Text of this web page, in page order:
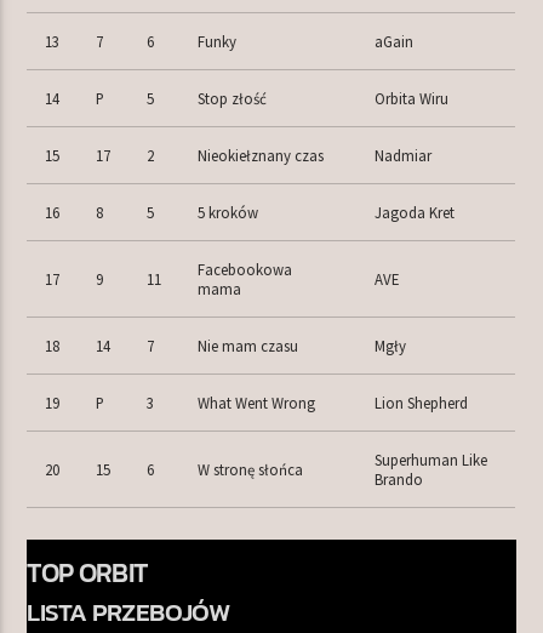
13 7 6 Funky aGain
14 P 5 Stop złość Orbita Wiru
15 17 2 Nieokiełznany czas Nadmiar
16 8 5 5 kroków Jagoda Kret
17 9 11
Facebookowa
mama
AVE
18 14 7 Nie mam czasu Mgły
19 P 3 What Went Wrong Lion Shepherd
20 15 6 W stronę słońca
Superhuman Like
Brando
TOP ORBIT
LISTA PRZEBOJÓW